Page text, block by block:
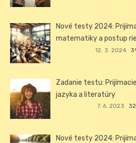
Nové testy 2024:
matematiky a postup
12. 3. 2024
Zadanie testu:
jazyka a literatúry
7. 6. 2023
Nové testy 2024: